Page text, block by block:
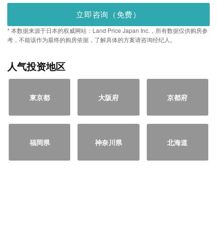
立即咨询（免费）
* 本数据来源于日本的权威网站：Land Price Japan Inc.，所有数据仅供购房参
考，不能该作为最终的购房依据，了解具体的方案请咨询经纪人。
人气投资地区
東京都 大阪府 京都府
福岡県 神奈川県 北海道